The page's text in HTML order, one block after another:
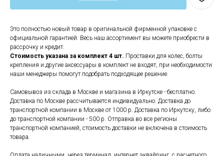
Это полностью новый товар в оригинальной фирменной упаковке с
официальной гарантией. Весь наш ассортимент вы можете приобрести в
рассрочку и кредит.
Стоимость указана за комплект 4 шт. Проставки для колес, болты
крепления и другие аксессуары в комплект не входят, при необходимости
наши менеджеры помогут подобрать подходящее решение.
Самовывоз из склада в Москве и магазина в Иркутске - бесплатно.
Доставка по Москве рассчитывается индивидуально. Доставка до
транспортной компании в Москве от 1000 р. Доставка по Иркутску, либо
до транспортной компании - 500 р. Отправка во все регионы
транспортной компанией, стоимость доставки не включена в стоимость
товара.